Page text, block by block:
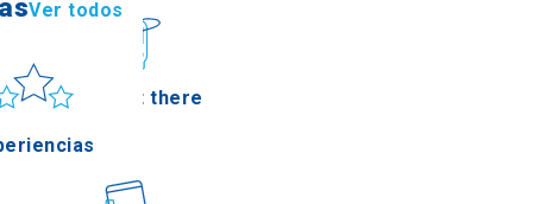
How to get there
Ver todos